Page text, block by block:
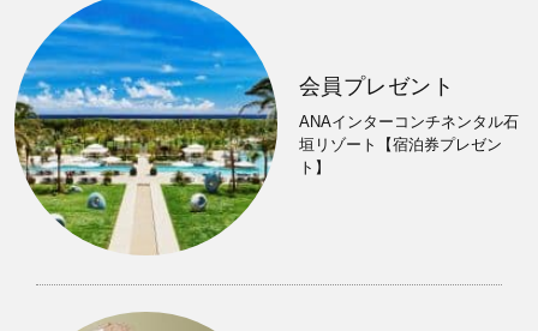
会員プレゼント
ANAインターコンチネンタル石
垣リゾート【宿泊券プレゼン
ト】